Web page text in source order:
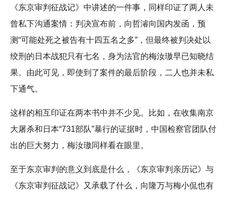
《东京审判征战记》中讲述的一件事，同样印证了两人未
曾私下沟通案情：判决宣布前，向哲濬向国内发函，预
测“可能处死之被告有十四五名之多”，但最终被判决处以
绞刑的日本战犯只有七名，身为法官的梅汝璈早已知晓结
果。由此可见，即使到了案件的最后阶段，二人也并未私
下通气。
这样的相互印证在两本书中并不少见。比如，在收集南京
大屠杀和日本“731部队”暴行的证据时，中国检察官团队付
出的巨大努力，梅汝璈同样看在眼里。
至于东京审判的意义到底是什么，《东京审判亲历记》与
《东京审判征战记》又承载了什么，向隆万与梅小侃也有